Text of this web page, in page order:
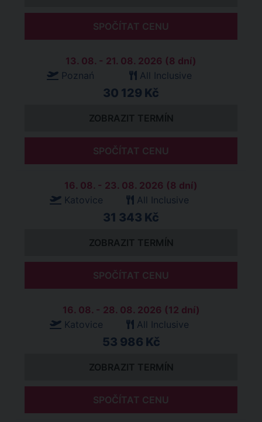
SPOČÍTAT CENU
13. 08. - 21. 08. 2026 (8 dní)
Poznań
All Inclusive
30 129 Kč
ZOBRAZIT TERMÍN
SPOČÍTAT CENU
16. 08. - 23. 08. 2026 (8 dní)
Katovice
All Inclusive
31 343 Kč
ZOBRAZIT TERMÍN
SPOČÍTAT CENU
16. 08. - 28. 08. 2026 (12 dní)
Katovice
All Inclusive
53 986 Kč
ZOBRAZIT TERMÍN
SPOČÍTAT CENU